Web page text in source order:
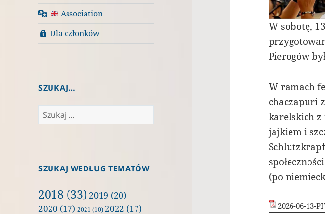
Association
Dla członków
SZUKAJ…
Szukaj:
SZUKAJ WEDŁUG TEMATÓW
2018 (33) 2019 (20)
2020 (17) 2021 (10) 2022 (17)
W sobotę,
Pierogów
W ramach
chaczapuri
karelskichz
jajkiem i
(po
2026-06-13-